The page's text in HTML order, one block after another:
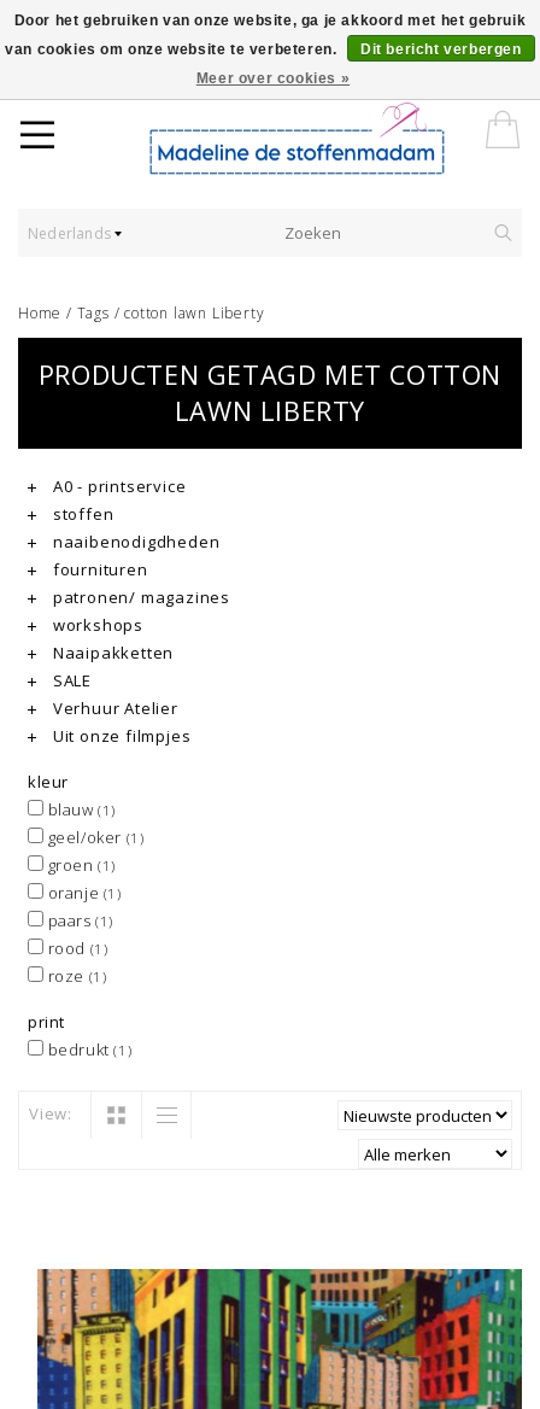
Worldwide Shipping - Onze stoffen worden verkocht per 10 cm.
Nederlands
Home / Tags /cotton lawn Liberty
PRODUCTEN GETAGD MET COTTON
LAWN LIBERTY
A0 - printservice
stoffen
naaibenodigdheden
fournituren
patronen/ magazines
workshops
Naaipakketten
SALE
Verhuur Atelier
Uit onze filmpjes
kleur
blauw(1)
geel/oker (1)
groen(1)
oranje (1)
paars(1)
rood (1)
roze (1)
print
bedrukt(1)
View:
Door het gebruiken van onze website, ga je akkoord met het gebruik
van cookies om onze website te verbeteren.
Dit bericht verbergen
Meer over cookies »